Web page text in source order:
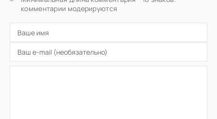
комментарии модерируются